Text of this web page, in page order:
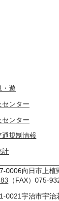
・遊
センター
センター
規制情報
計
0006向日市上植
（FAX）075-
0021宇治市宇治